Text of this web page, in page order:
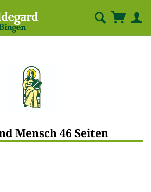
Mensch 46 Seiten